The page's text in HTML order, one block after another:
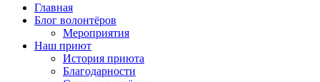
Главная
Блог волонтёров
Мероприятия
Наш приют
История приюта
Благодарности